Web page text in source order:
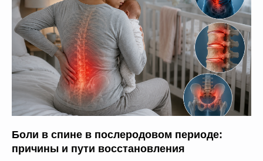
Боли в спине в послеродовом периоде:
причины и пути восстановления